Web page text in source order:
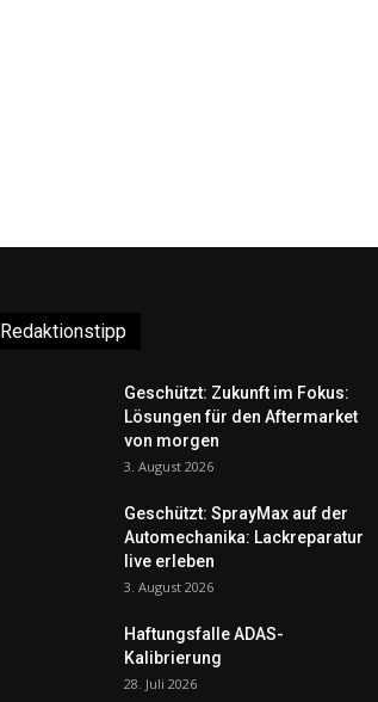
Redaktionstipp
Geschützt: Zukunft im Fokus:
Lösungen für den Aftermarket
von morgen
3. August 2026
Geschützt: SprayMax auf der
Automechanika: Lackreparatur
live erleben
3. August 2026
Haftungsfalle ADAS-
Kalibrierung
28. Juli 2026